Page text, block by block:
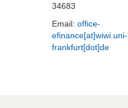
34683
Email: office-
efinance[at]wiwi.uni-
frankfurt[dot]de